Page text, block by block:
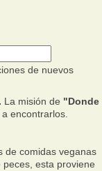
de nuevos
La misión de "Donde
encontrarlos.
de comidas veganas
esta proviene